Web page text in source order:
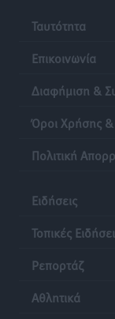
Ταυτότητα
Επικοινωνία
Διαφήμιση &
Όροι Χρήσης
Πολιτική
Ειδήσεις
Τοπικές
Ρεπορτάζ
Αθλητικά